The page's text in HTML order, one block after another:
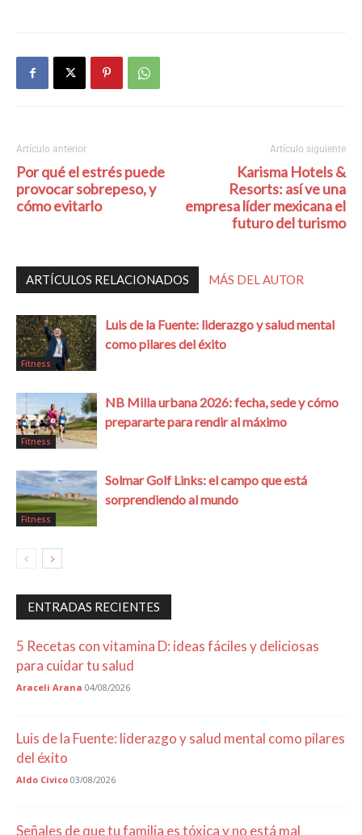
Artículo anterior
Por qué el estrés puede
provocar sobrepeso, y
cómo evitarlo
Artículo siguiente
Karisma Hotels &
Resorts: así ve una
empresa líder mexicana el
futuro del turismo
ARTÍCULOS RELACIONADOS MÁS DEL AUTOR
Fitness
Luis de la Fuente: liderazgo y salud mental
como pilares del éxito
Fitness
NB Milla urbana 2026: fecha, sede y cómo
prepararte para rendir al máximo
Fitness
Solmar Golf Links: el campo que está
sorprendiendo al mundo
ENTRADAS RECIENTES
5 Recetas con vitamina D: ideas fáciles y deliciosas
para cuidar tu salud
Araceli Arana 04/08/2026
Luis de la Fuente: liderazgo y salud mental como pilares
del éxito
Aldo Civico 03/08/2026
Señales de que tu familia es tóxica y no está mal